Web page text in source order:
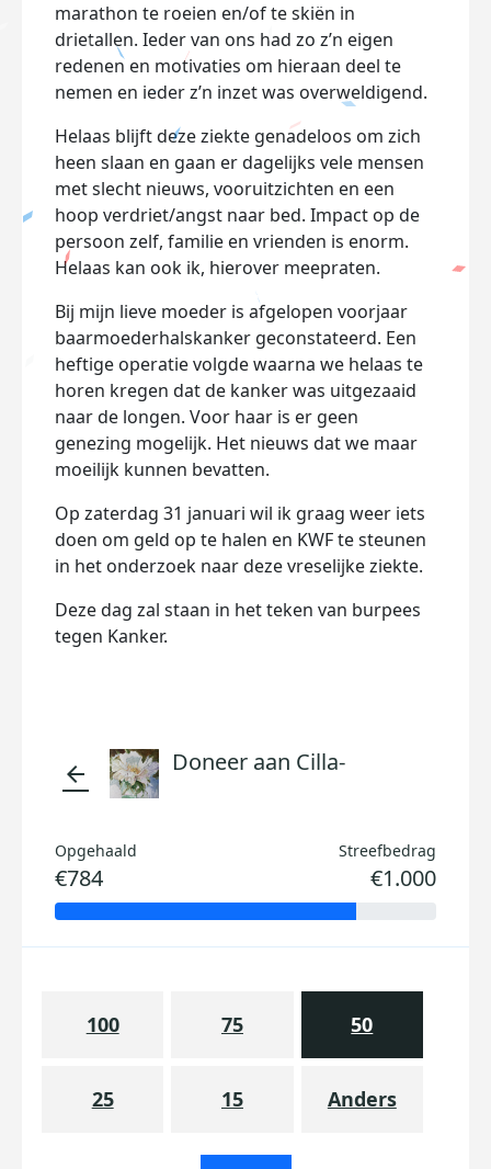
marathon te roeien en/of te skiën in
drietallen. Ieder van ons had zo z’n eigen
redenen en motivaties om hieraan deel te
nemen en ieder z’n inzet was overweldigend.
Helaas blijft deze ziekte genadeloos om zich
heen slaan en gaan er dagelijks vele mensen
met slecht nieuws, vooruitzichten en een
hoop verdriet/angst naar bed. Impact op de
persoon zelf, familie en vrienden is enorm.
Helaas kan ook ik, hierover meepraten.
Bij mijn lieve moeder is afgelopen voorjaar
baarmoederhalskanker geconstateerd. Een
heftige operatie volgde waarna we helaas te
horen kregen dat de kanker was uitgezaaid
naar de longen. Voor haar is er geen
genezing mogelijk. Het nieuws dat we maar
moeilijk kunnen bevatten.
Op zaterdag 31 januari wil ik graag weer iets
doen om geld op te halen en KWF te steunen
in het onderzoek naar deze vreselijke ziekte.
Deze dag zal staan in het teken van burpees
tegen Kanker.
arrow_back Doneer aan Cilla-
Opgehaald
€784
Streefbedrag
€1.000
100 75 50
25 15 Anders